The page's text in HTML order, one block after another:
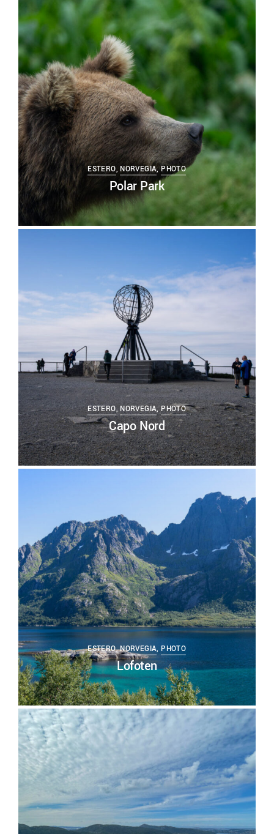
0
ESTERO, NORVEGIA,PHOTO
Polar Park
ESTERO,NORVEGIA,PHOTO
Capo Nord
ESTERO,NORVEGIA,PHOTO
Lofoten